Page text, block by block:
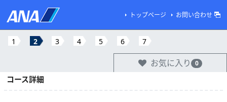
トップページ お問い合わせ
1 2 3 4 5 6 7
お気に入り 0
コース詳細